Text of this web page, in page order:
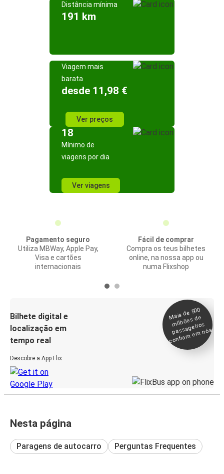
Distância mínima
191 km
Viagem mais
barata
desde 11,98 €
Ver preços
18
Mínimo de
viagens por dia
Ver viagens
Pagamento seguro
Utiliza MBWay, Apple Pay,
Visa e cartões
internacionais
Fácil de comprar
Compra os teus bilhetes
online, na nossa app ou
numa Flixshop
Bilhete digital e
localização em
tempo real
Descobre a App Flix
Mais de 500
milhões de
passageiros
confia
m e
m nós
Nesta página
Paragens de autocarro Perguntas Frequentes